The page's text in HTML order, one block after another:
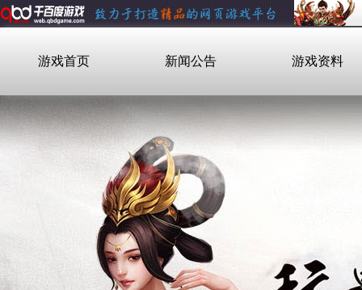
游戏首页 新闻公告 游戏资料